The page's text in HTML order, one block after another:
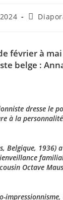
février à
belge :
dresse
à la
Belgique,
Octave